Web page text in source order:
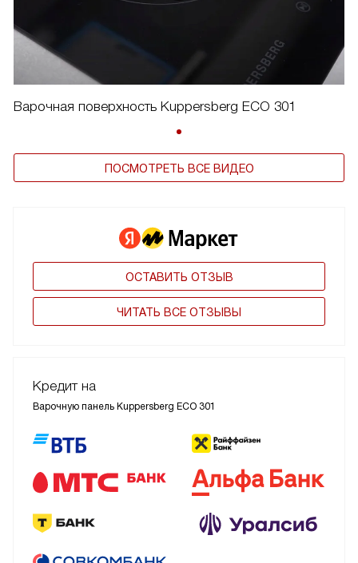
Варочная поверхность Kuppersberg ECO 301
ПОСМОТРЕТЬ ВСЕ ВИДЕО
ОСТАВИТЬ ОТЗЫВ
ЧИТАТЬ ВСЕ ОТЗЫВЫ
Кредит на
Варочную панель Kuppersberg ECO 301